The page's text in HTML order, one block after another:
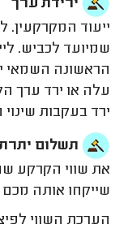
ירידת ערך
ייעוד
שמיועד לכביש.
הראשונה השמאי
עלה או ירד ערך
ירד בעקבות
תשלום יתרת
את שווי הקרקע
שייקחו אותה
הערכת השווי